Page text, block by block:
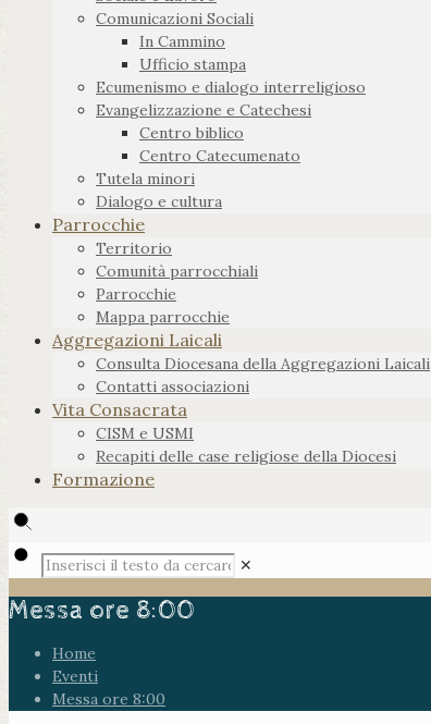
Comunicazioni Sociali
In Cammino
Ufficio stampa
Ecumenismo e dialogo interreligioso
Evangelizzazione e Catechesi
Centro biblico
Centro Catecumenato
Tutela minori
Dialogo e cultura
Parrocchie
Territorio
Comunità parrocchiali
Parrocchie
Mappa parrocchie
Aggregazioni Laicali
Consulta Diocesana della Aggregazioni Laicali
Contatti associazioni
Vita Consacrata
CISM e USMI
Recapiti delle case religiose della Diocesi
Formazione
✕
Messa ore 8:00
Home
Eventi
Messa ore 8:00